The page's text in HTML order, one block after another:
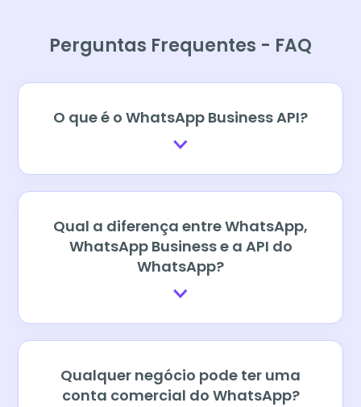
Perguntas Frequentes - FAQ
O que é o WhatsApp Business API?
Qual a diferença entre WhatsApp,
WhatsApp Business e a API do
WhatsApp?
Qualquer negócio pode ter uma
conta comercial do WhatsApp?